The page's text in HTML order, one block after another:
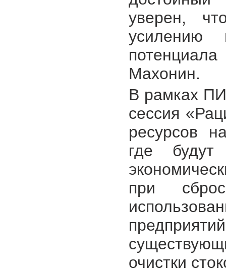
уверен,
усилению
Махонин.
В рамках
сессия
ресурсов
где будут
при
очистки